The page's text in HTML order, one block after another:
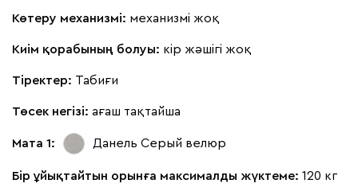
Көтеру механизмі: механизмі жоқ
Киім қорабының болуы: кір жәшігі жоқ
Тіректер: Табиғи
Төсек негізі: ағаш тақтайша
Мата 1: Данель Серый велюр
Бір ұйықтайтын орынға максималды жүктеме: 120 кг